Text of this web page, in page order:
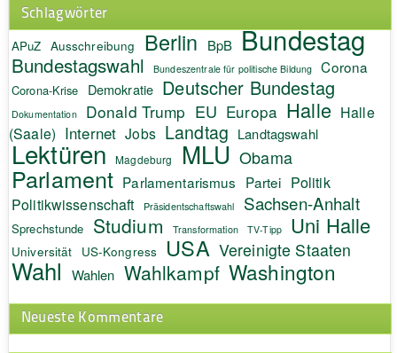
Schlagwörter
APuZ Ausschreibung Berlin BpB Bundestag
Bundestagswahl Bundeszentrale für politische Bildung Corona
Corona-Krise Demokratie Deutscher Bundestag
Dokumentation Donald Trump EU Europa Halle Halle
(Saale) Internet Jobs Landtag Landtagswahl
Lektüren Magdeburg MLU Obama
Parlament Parlamentarismus Partei Politik
Politikwissenschaft Präsidentschaftswahl Sachsen-Anhalt
Sprechstunde Studium Transformation TV-Tipp Uni Halle
Universität US-Kongress USA Vereinigte Staaten
Wahl Wahlen Wahlkampf Washington
Neueste Kommentare